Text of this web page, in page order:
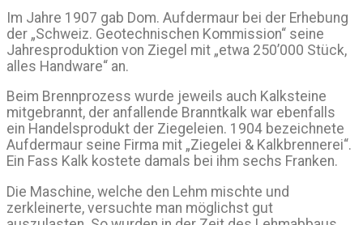
Im Jahre 1907 gab Dom. Aufdermaur bei der Erhebung
der „Schweiz. Geotechnischen Kommission“ seine
Jahresproduktion von Ziegel mit „etwa 250’000 Stück,
alles Handware“ an.
Beim Brennprozess wurde jeweils auch Kalksteine
mitgebrannt, der anfallende Branntkalk war ebenfalls
ein Handelsprodukt der Ziegeleien. 1904 bezeichnete
Aufdermaur seine Firma mit „Ziegelei & Kalkbrennerei“.
Ein Fass Kalk kostete damals bei ihm sechs Franken.
Die Maschine, welche den Lehm mischte und
zerkleinerte, versuchte man möglichst gut